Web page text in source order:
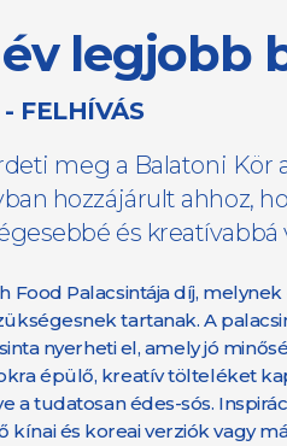
legjobb
FELHÍVÁS
meg a Balatoni
hozzájárult ahhoz,
és
Food Palacsintája díj,
tartanak. A
nyerheti el, amely jó
épülő, kreatív tölteléket
a tudatosan édes-sós.
kínai és koreai verziók vagy